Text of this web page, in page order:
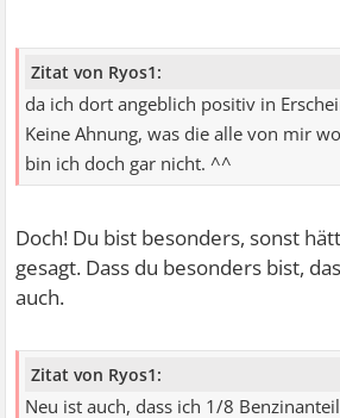
Zitat von Ryos1:
da ich dort angeblich positiv in
Keine Ahnung, was die alle von mir
bin ich doch gar nicht. ^^
Doch! Du bist besonders, sonst
gesagt. Dass du besonders bist,
auch.
Zitat von Ryos1:
Neu ist auch, dass ich 1/8